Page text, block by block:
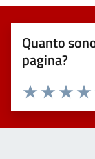
Quanto
pagina?
Valuta
Valuta 2
Valuta 1 stelle